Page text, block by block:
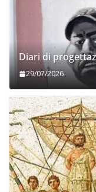
Diari di
29/07/2026